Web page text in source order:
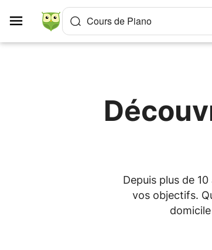
Cours de Piano
Depuis plus de
vos objectifs.